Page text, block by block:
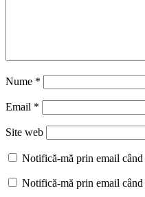
Nume *
Email *
Site web
Notifică-mă prin email
Notifică-mă prin email